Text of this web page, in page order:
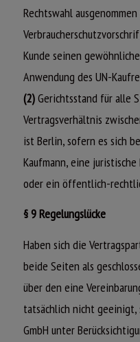
Rechtswahl
Kunde seinen
Anwendung des UN-
(2)Gerichtsstand für alle
Vertragsverhältnis
ist Berlin, sofern es sich
Kaufmann, eine
oder ein öffentlich-
§ 9 Regelungslücke
Haben sich die
beide Seiten als
über den eine
tatsächlich nicht geeinigt,
GmbH unter